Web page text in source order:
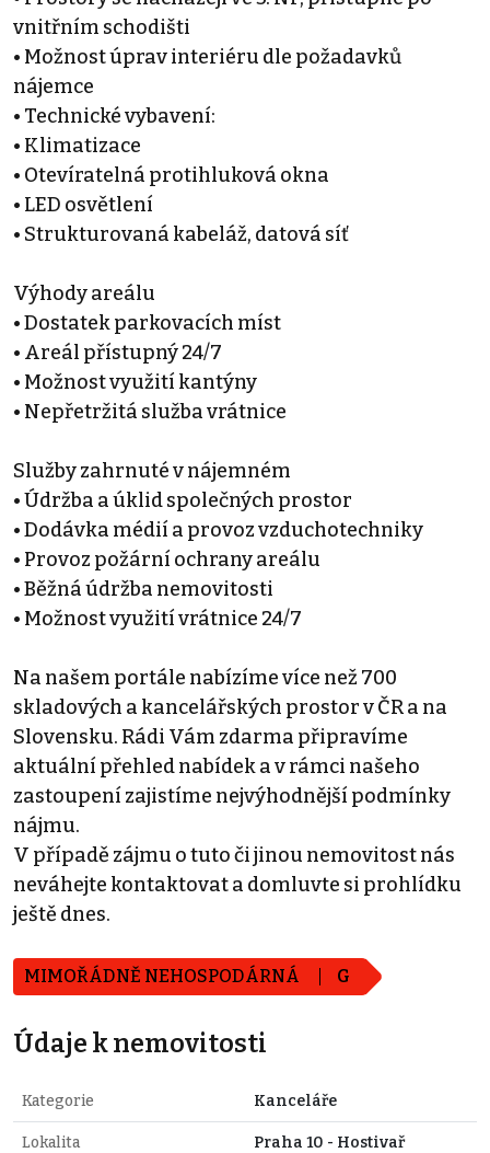
vnitřním schodišti
• Možnost úprav interiéru dle požadavků
nájemce
• Technické vybavení:
• Klimatizace
• Otevíratelná protihluková okna
• LED osvětlení
• Strukturovaná kabeláž, datová síť
Výhody areálu
• Dostatek parkovacích míst
• Areál přístupný 24/7
• Možnost využití kantýny
• Nepřetržitá služba vrátnice
Služby zahrnuté v nájemném
• Údržba a úklid společných prostor
• Dodávka médií a provoz vzduchotechniky
• Provoz požární ochrany areálu
• Běžná údržba nemovitosti
• Možnost využití vrátnice 24/7
Na našem portále nabízíme více než 700
skladových a kancelářských prostor v ČR a na
Slovensku. Rádi Vám zdarma připravíme
aktuální přehled nabídek a v rámci našeho
zastoupení zajistíme nejvýhodnější podmínky
nájmu.
V případě zájmu o tuto či jinou nemovitost nás
neváhejte kontaktovat a domluvte si prohlídku
ještě dnes.
MIMOŘÁDNĚ NEHOSPODÁRNÁ G
Údaje k nemovitosti
Kategorie Kanceláře
Lokalita Praha 10 - Hostivař